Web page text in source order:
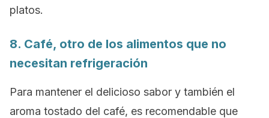
platos.
8. Café, otro de los alimentos que no
necesitan refrigeración
Para mantener el delicioso sabor y también el
aroma tostado del café, es recomendable que